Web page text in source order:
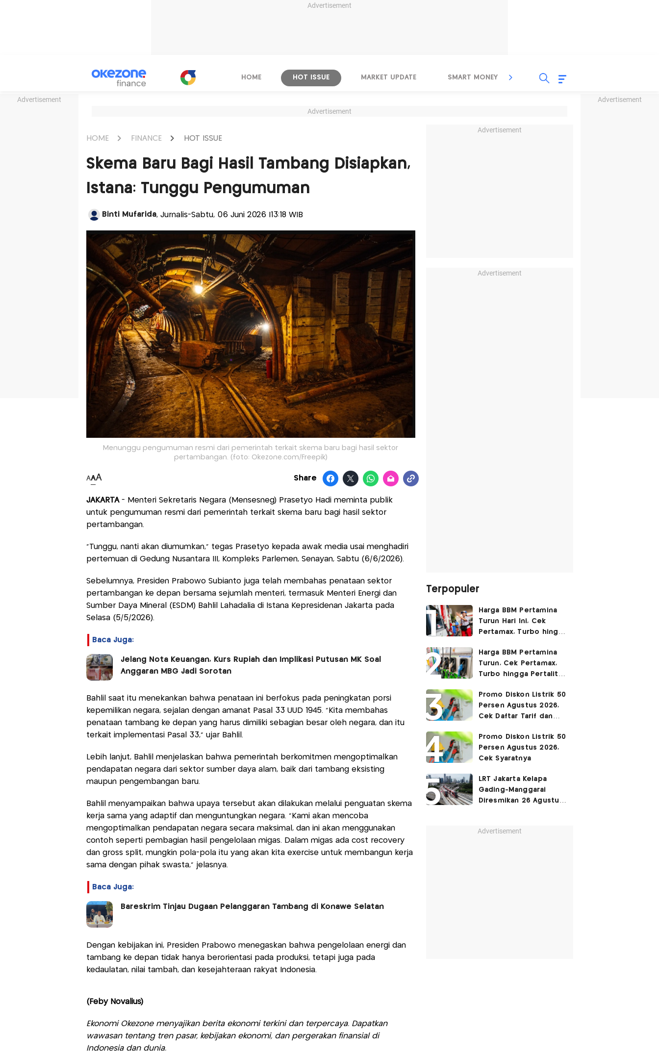
Advertisement
Advertisement Advertisement
HOME HOT ISSUE MARKET UPDATE SMART MONEY INSPIRASI BISNIS
Advertisement
HOME FINANCE HOT ISSUE
Skema Baru Bagi Hasil Tambang Disiapkan,
Istana: Tunggu Pengumuman
Binti Mufarida, Jurnalis-Sabtu, 06 Juni 2026 |13:18 WIB
Menunggu pengumuman resmi dari pemerintah terkait skema baru bagi hasil sektor
pertambangan. (foto: Okezone.com/Freepik)
AAA Share
JAKARTA - Menteri Sekretaris Negara (Mensesneg) Prasetyo Hadi meminta publik
untuk pengumuman resmi dari pemerintah terkait skema baru bagi hasil sektor
pertambangan.
“Tunggu, nanti akan diumumkan,” tegas Prasetyo kepada awak media usai menghadiri
pertemuan di Gedung Nusantara III, Kompleks Parlemen, Senayan, Sabtu (6/6/2026).
Sebelumnya, Presiden Prabowo Subianto juga telah membahas penataan sektor
pertambangan ke depan bersama sejumlah menteri, termasuk Menteri Energi dan
Sumber Daya Mineral (ESDM) Bahlil Lahadalia di Istana Kepresidenan Jakarta pada
Selasa (5/5/2026).
Baca Juga:
Jelang Nota Keuangan, Kurs Rupiah dan Implikasi Putusan MK Soal
Anggaran MBG Jadi Sorotan
Bahlil saat itu menekankan bahwa penataan ini berfokus pada peningkatan porsi
kepemilikan negara, sejalan dengan amanat Pasal 33 UUD 1945. “Kita membahas
penataan tambang ke depan yang harus dimiliki sebagian besar oleh negara, dan itu
terkait implementasi Pasal 33,” ujar Bahlil.
Lebih lanjut, Bahlil menjelaskan bahwa pemerintah berkomitmen mengoptimalkan
pendapatan negara dari sektor sumber daya alam, baik dari tambang eksisting
maupun pengembangan baru.
Bahlil menyampaikan bahwa upaya tersebut akan dilakukan melalui penguatan skema
kerja sama yang adaptif dan menguntungkan negara. “Kami akan mencoba
mengoptimalkan pendapatan negara secara maksimal, dan ini akan menggunakan
contoh seperti pembagian hasil pengelolaan migas. Dalam migas ada cost recovery
dan gross split, mungkin pola-pola itu yang akan kita exercise untuk membangun kerja
sama dengan pihak swasta,” jelasnya.
Baca Juga:
Bareskrim Tinjau Dugaan Pelanggaran Tambang di Konawe Selatan
Dengan kebijakan ini, Presiden Prabowo menegaskan bahwa pengelolaan energi dan
tambang ke depan tidak hanya berorientasi pada produksi, tetapi juga pada
kedaulatan, nilai tambah, dan kesejahteraan rakyat Indonesia.
(Feby Novalius)
Ekonomi Okezone menyajikan berita ekonomi terkini dan terpercaya. Dapatkan
wawasan tentang tren pasar, kebijakan ekonomi, dan pergerakan finansial di
Indonesia dan dunia.
Advertisement
Advertisement
Terpopuler
Harga BBM Pertamina
Turun Hari Ini, Cek
Pertamax, Turbo hingga
2026
Harga BBM Pertamina
Turun, Cek Pertamax,
Turbo hingga Pertalite
Promo Diskon Listrik 50
Persen Agustus 2026,
Cek Daftar Tarif dan
Promo Diskon Listrik 50
Persen Agustus 2026,
Cek Syaratnya
LRT Jakarta Kelapa
Gading-Manggarai
Diresmikan 26 Agustus
Advertisement